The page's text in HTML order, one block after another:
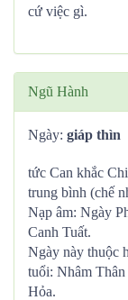
cứ việc gì.
Ngũ Hành
Ngày: giáp thìn
tức Can khắc
trung bình (chế
Nạp âm: Ngày
Canh Tuất.
Ngày này thuộc
tuổi: Nhâm
Hỏa.